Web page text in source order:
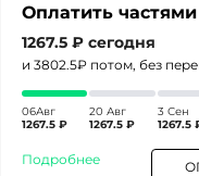
Оплатить частями
1267.5 ₽ сегодня
и 3802.5₽ потом, без
06Авг
1267.5 ₽
20 Авг
1267.5 ₽
3 Сен
1267.5
Подробнее